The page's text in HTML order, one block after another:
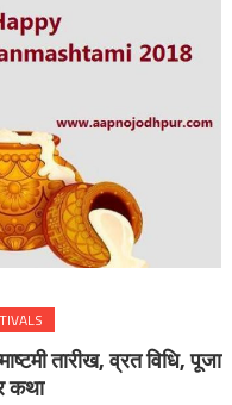
तारीख, व्रत विधि, पूजा
कथा